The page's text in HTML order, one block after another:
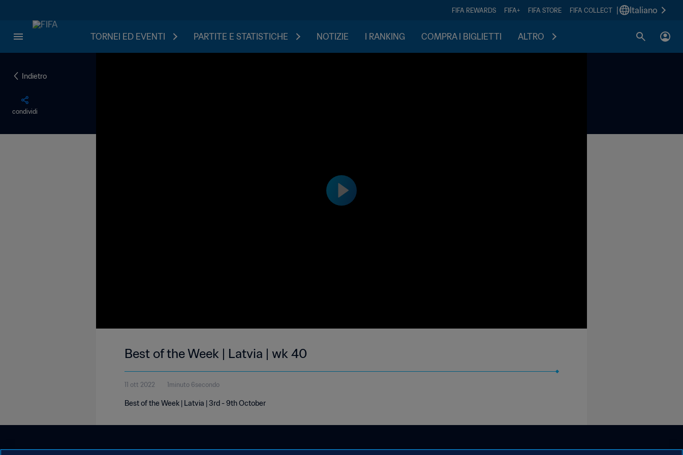
FIFA REWARDS FIFA+ FIFA STORE FIFA COLLECT Italiano
TORNEI ED EVENTI PARTITE E STATISTICHE NOTIZIE I RANKING COMPRA I BIGLIETTI ALTRO
Indietro
condividi
Best of the Week | Latvia | wk 40
11 ott 2022 1minuto 6secondo
Best of the Week | Latvia | 3rd - 9th October